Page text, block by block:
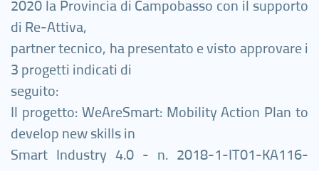
di Re-Attiva,
partner tecnico, ha presentato e visto approvare i
3 progetti indicati di
seguito:
Il progetto: WeAreSmart: Mobility Action Plan to
develop new skills in
Smart Industry 4.0 - n. 2018-1-IT01-KA116-